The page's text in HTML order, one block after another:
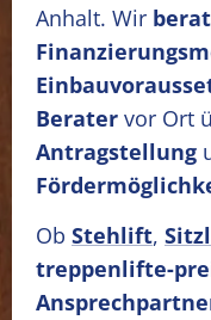
Anhalt. Wir
Berater vor Ort
Antragstellung
Ob Stehlift,
treppenlifte-